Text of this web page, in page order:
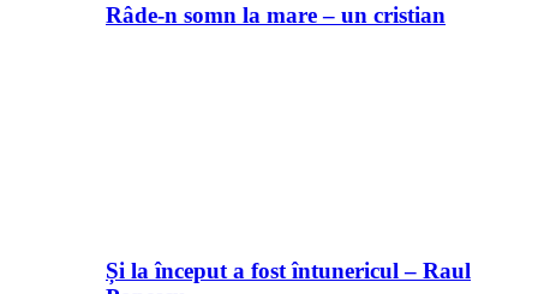
Râde-n somn la mare – un cristian
Și la început a fost întunericul – Raul